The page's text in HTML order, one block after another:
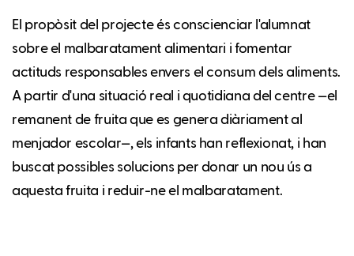
El propòsit del projecte és conscienciar l'alumnat
sobre el malbaratament alimentari i fomentar
actituds responsables envers el consum dels aliments.
A partir d'una situació real i quotidiana del centre —el
remanent de fruita que es genera diàriament al
menjador escolar—, els infants han reflexionat, i han
buscat possibles solucions per donar un nou ús a
aquesta fruita i reduir-ne el malbaratament.